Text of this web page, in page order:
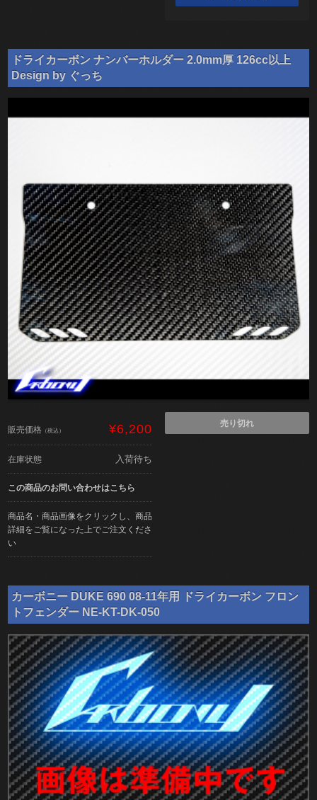
ドライカーボン ナンバーホルダー 2.0mm厚 126cc以上
Design by ぐっち
販売価格 （税込） ¥6,200
在庫状態 入荷待ち
この商品のお問い合わせはこちら
商品名・商品画像をクリックし、商品
詳細をご覧になった上でご注文くださ
い
売り切れ
カーボニー DUKE 690 08-11年用 ドライカーボン フロン
トフェンダー NE-KT-DK-050